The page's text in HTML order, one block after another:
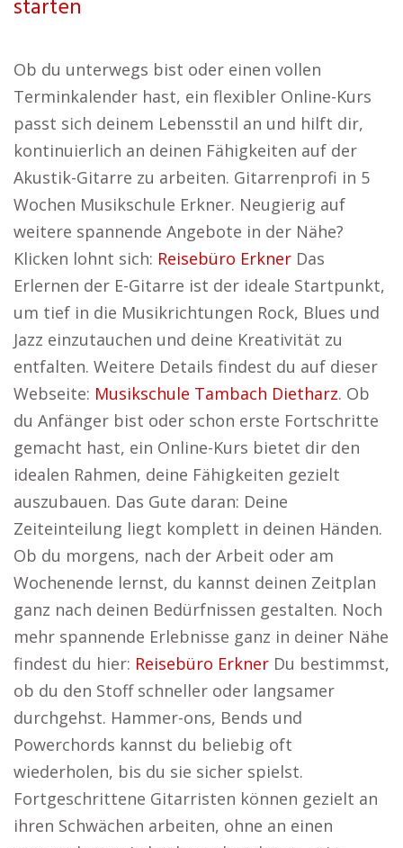
starten
Ob du unterwegs bist oder einen vollen
Terminkalender hast, ein flexibler Online-Kurs
passt sich deinem Lebensstil an und hilft dir,
kontinuierlich an deinen Fähigkeiten auf der
Akustik-Gitarre zu arbeiten. Gitarrenprofi in 5
Wochen Musikschule Erkner. Neugierig auf
weitere spannende Angebote in der Nähe?
Klicken lohnt sich: Reisebüro Erkner Das
Erlernen der E-Gitarre ist der ideale Startpunkt,
um tief in die Musikrichtungen Rock, Blues und
Jazz einzutauchen und deine Kreativität zu
entfalten. Weitere Details findest du auf dieser
Webseite: Musikschule Tambach Dietharz. Ob
du Anfänger bist oder schon erste Fortschritte
gemacht hast, ein Online-Kurs bietet dir den
idealen Rahmen, deine Fähigkeiten gezielt
auszubauen. Das Gute daran: Deine
Zeiteinteilung liegt komplett in deinen Händen.
Ob du morgens, nach der Arbeit oder am
Wochenende lernst, du kannst deinen Zeitplan
ganz nach deinen Bedürfnissen gestalten. Noch
mehr spannende Erlebnisse ganz in deiner Nähe
findest du hier: Reisebüro Erkner Du bestimmst,
ob du den Stoff schneller oder langsamer
durchgehst. Hammer-ons, Bends und
Powerchords kannst du beliebig oft
wiederholen, bis du sie sicher spielst.
Fortgeschrittene Gitarristen können gezielt an
ihren Schwächen arbeiten, ohne an einen